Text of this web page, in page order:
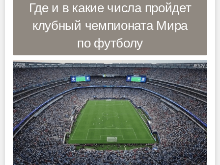
Где и в какие числа пройдет
клубный чемпионата Мира
по футболу